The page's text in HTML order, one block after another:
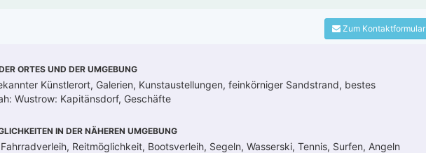
Zum Kontaktformular
ORTES UND DER UMGEBUNG
Künstlerort, Galerien, Kunstaustellungen, feinkörniger Sandstrand, bestes
Wustrow: Kapitänsdorf, Geschäfte
IN DER NÄHEREN UMGEBUNG
Reitmöglichkeit, Bootsverleih, Segeln, Wasserski, Tennis, Surfen, Angeln